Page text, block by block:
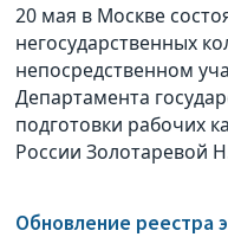
20 мая в Москве
негосударственных
непосредственном
Департамента
подготовки рабочих
России Золотаревой
Обновление реестра